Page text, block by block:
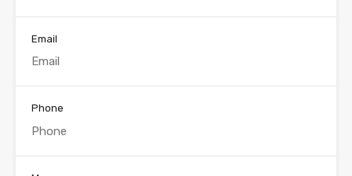
Email
Phone